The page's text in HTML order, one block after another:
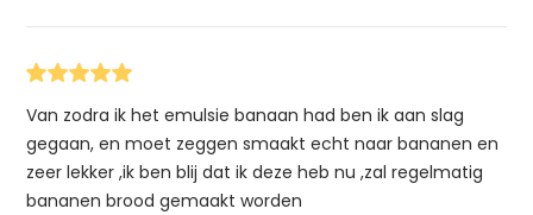
Van zodra ik het emulsie banaan had ben ik aan slag
gegaan, en moet zeggen smaakt echt naar bananen en
zeer lekker ,ik ben blij dat ik deze heb nu ,zal regelmatig
bananen brood gemaakt worden